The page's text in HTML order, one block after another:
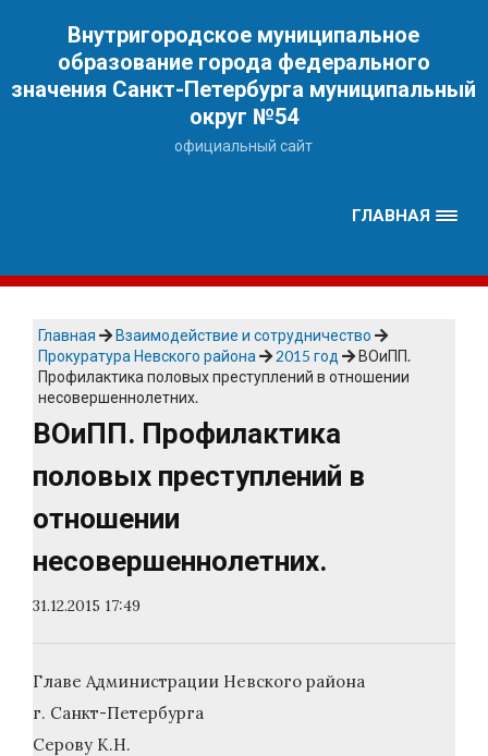
Внутригородское муниципальное
образование города федерального
значения Санкт-Петербурга муниципальный
округ №54
официальный сайт
ГЛАВНАЯ
Главная
Взаимодействие и сотрудничество
Прокуратура Невского района
2015 год
ВОиПП.
Профилактика половых преступлений в отношении
несовершеннолетних.
ВОиПП. Профилактика
половых преступлений в
отношении
несовершеннолетних.
31.12.2015 17:49
Главе Администрации Невского района
г. Санкт-Петербурга
Серову К.Н.